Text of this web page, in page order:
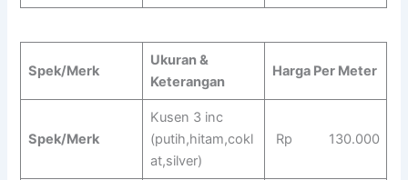
Spek/Merk
Ukuran &
Keterangan
Harga Per Meter
Spek/Merk
Kusen 3 inc
(putih,hitam,cokl
at,silver)
Rp 130.000